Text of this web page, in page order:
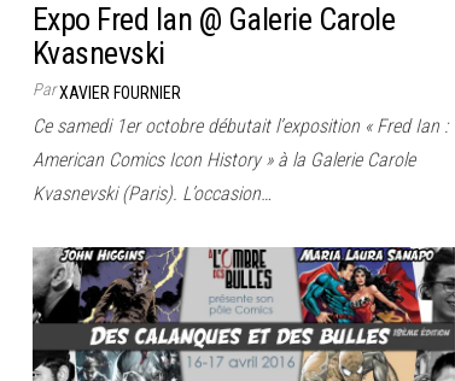
Expo Fred Ian @ Galerie Carole
Kvasnevski
ParXAVIER FOURNIER
Ce samedi 1er octobre débutait l’exposition « Fred Ian :
American Comics Icon History » à la Galerie Carole
Kvasnevski (Paris). L’occasion…